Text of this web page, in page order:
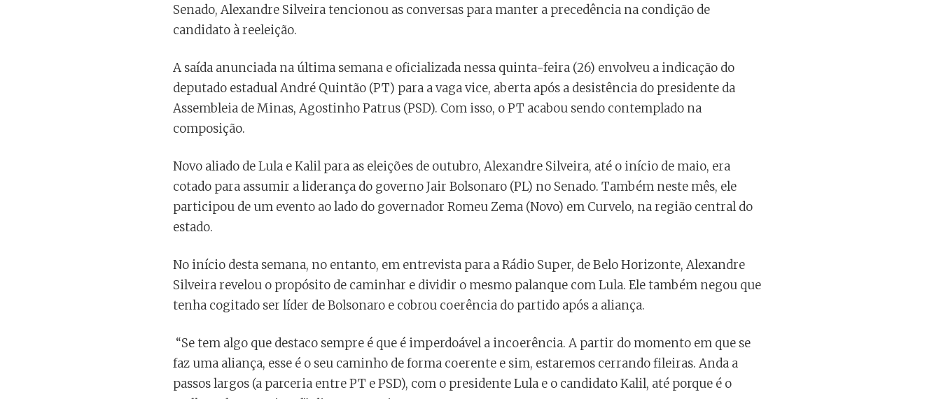
Senado, Alexandre Silveira tencionou as conversas para manter a precedência na condição de
candidato à reeleição.
A saída anunciada na última semana e oficializada nessa quinta-feira (26) envolveu a indicação do
deputado estadual André Quintão (PT) para a vaga vice, aberta após a desistência do presidente da
Assembleia de Minas, Agostinho Patrus (PSD). Com isso, o PT acabou sendo contemplado na
composição.
Novo aliado de Lula e Kalil para as eleições de outubro, Alexandre Silveira, até o início de maio, era
cotado para assumir a liderança do governo Jair Bolsonaro (PL) no Senado. Também neste mês, ele
participou de um evento ao lado do governador Romeu Zema (Novo) em Curvelo, na região central do
estado.
No início desta semana, no entanto, em entrevista para a Rádio Super, de Belo Horizonte, Alexandre
Silveira revelou o propósito de caminhar e dividir o mesmo palanque com Lula. Ele também negou que
tenha cogitado ser líder de Bolsonaro e cobrou coerência do partido após a aliança.
“Se tem algo que destaco sempre é que é imperdoável a incoerência. A partir do momento em que se
faz uma aliança, esse é o seu caminho de forma coerente e sim, estaremos cerrando fileiras. Anda a
passos largos (a parceria entre PT e PSD), com o presidente Lula e o candidato Kalil, até porque é o